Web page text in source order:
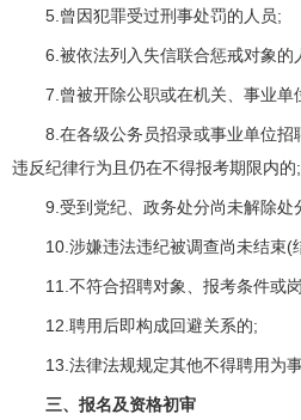
5.曾因犯罪受过刑事处罚的人员;
6.被依法列入失信联合惩戒对象的
7.曾被开除公职或在机关、事业单
8.在各级公务员招录或事业单位招
违反纪律行为且仍在不得报考期限内的;
9.受到党纪、政务处分尚未解除处
10.涉嫌违法违纪被调查尚未结束(
11.不符合招聘对象、报考条件或岗
12.聘用后即构成回避关系的;
13.法律法规规定其他不得聘用为事
三、报名及资格初审